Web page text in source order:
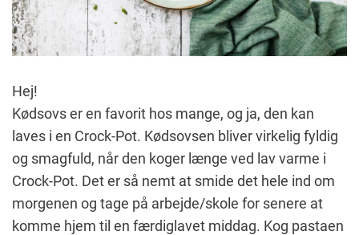
Hej!
Kødsovs er en favorit hos mange, og ja, den kan
laves i en Crock-Pot. Kødsovsen bliver virkelig fyldig
og smagfuld, når den koger længe ved lav varme i
Crock-Pot. Det er så nemt at smide det hele ind om
morgenen og tage på arbejde/skole for senere at
komme hjem til en færdiglavet middag. Kog pastaen